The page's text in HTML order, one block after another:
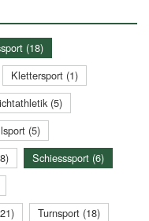
(18)
Klettersport (1)
(5)
(5)
Schiesssport (6)
Turnsport (18)